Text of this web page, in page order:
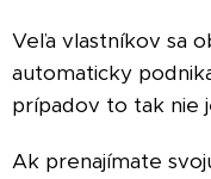
Veľa vlastníkov sa
automaticky
prípadov to tak nie
Ak prenajímate